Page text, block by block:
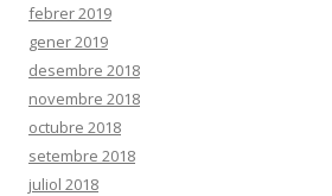
febrer 2019
gener 2019
desembre 2018
novembre 2018
octubre 2018
setembre 2018
juliol 2018